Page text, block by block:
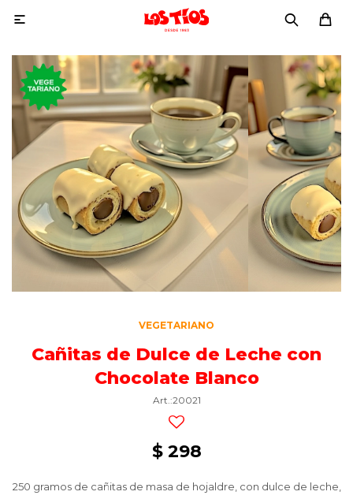

VEGETARIANO
Cañitas de Dulce de Leche con
Chocolate Blanco
20021
$ 298
250 gramos de cañitas de masa de hojaldre, con dulce de leche,